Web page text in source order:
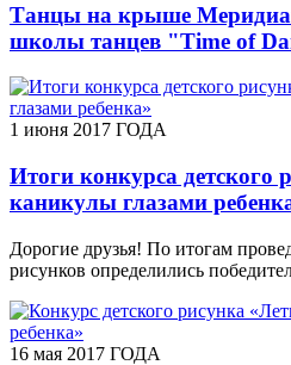
Танцы на крыше
школы танцев "Time of
1 июня 2017 ГОДА
Итоги конкурса детского
каникулы глазами
Дорогие друзья! По итогам
рисунков определились
16 мая 2017 ГОДА